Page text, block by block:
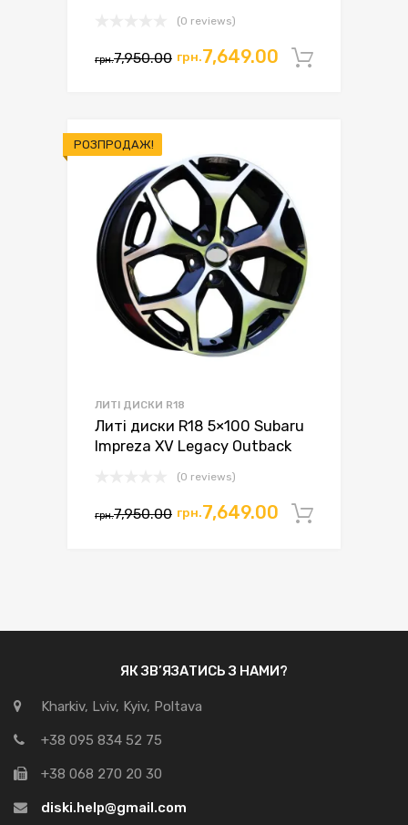
(0 reviews)
грн.7,950.00 грн.7,649.00
РОЗПРОДАЖ!
ЛИТІ ДИСКИ R18
Литі диски R18 5×100 Subaru
Impreza XV Legacy Outback
(0 reviews)
грн.7,950.00 грн.7,649.00
ЯК ЗВ’ЯЗАТИСЬ З НАМИ?
Kharkiv, Lviv, Kyiv, Poltava
+38 095 834 52 75
+38 068 270 20 30
diski.help@gmail.com